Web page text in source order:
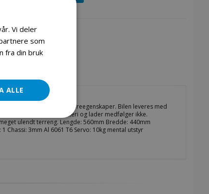
rc bil med svært gode kjøreegenskaper. Bilen leveres med
er et artig kjøretøy Batteri og lader medfølger ikke.
ulendt terreng. Lengde: 560mm Bredde: 440mm
Chassi: 3mm Al 6061 T6 Servo: 10kg mental utstyr
Vi deler
som
fra din bruk
ALLE